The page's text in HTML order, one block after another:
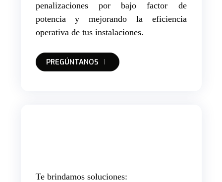
penalizaciones por bajo factor de
potencia y mejorando la eficiencia
operativa de tus instalaciones.
PREGÚNTANOS
Te brindamos soluciones: